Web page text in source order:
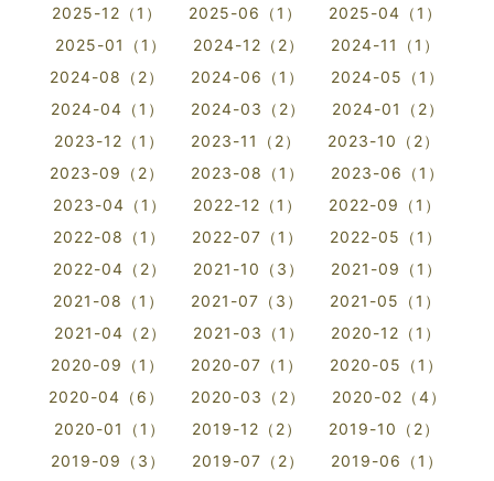
2025-12（1）
2025-06（1）
2025-04（1）
2025-01（1）
2024-12（2）
2024-11（1）
2024-08（2）
2024-06（1）
2024-05（1）
2024-04（1）
2024-03（2）
2024-01（2）
2023-12（1）
2023-11（2）
2023-10（2）
2023-09（2）
2023-08（1）
2023-06（1）
2023-04（1）
2022-12（1）
2022-09（1）
2022-08（1）
2022-07（1）
2022-05（1）
2022-04（2）
2021-10（3）
2021-09（1）
2021-08（1）
2021-07（3）
2021-05（1）
2021-04（2）
2021-03（1）
2020-12（1）
2020-09（1）
2020-07（1）
2020-05（1）
2020-04（6）
2020-03（2）
2020-02（4）
2020-01（1）
2019-12（2）
2019-10（2）
2019-09（3）
2019-07（2）
2019-06（1）